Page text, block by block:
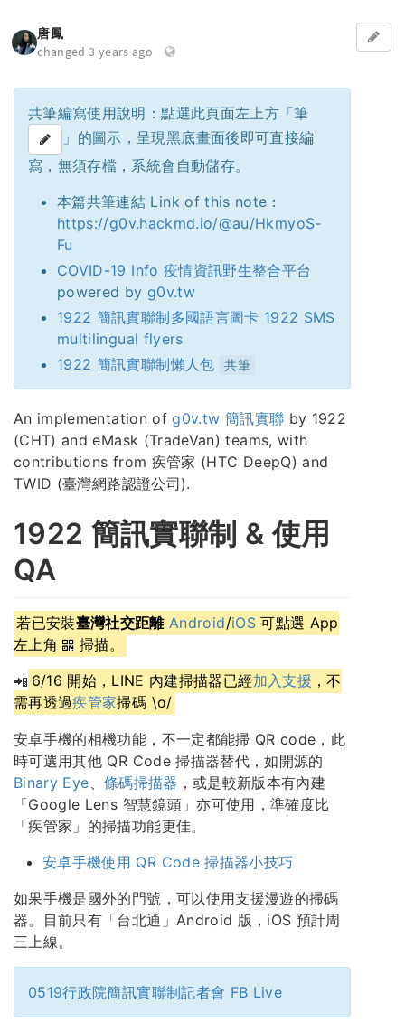
唐鳳
changed 3 years ago
共筆編寫使用說明：點選此頁面左上方「筆
」的圖示，呈現黑底畫面後即可直接編
寫，無須存檔，系統會自動儲存。
本篇共筆連結 Link of this note：
https://g0v.hackmd.io/@au/HkmyoS-
Fu
COVID-19 Info 疫情資訊野生整合平台
powered by g0v.tw
1922 簡訊實聯制多國語言圖卡 1922 SMS
multilingual flyers
1922 簡訊實聯制懶人包
共筆
An implementation ofg0v.tw 簡訊實聯 by 1922
(CHT) and eMask (TradeVan) teams, with
contributions from 疾管家 (HTC DeepQ) and
TWID (臺灣網路認證公司).
1922 簡訊實聯制 & 使用
QA
若已安裝臺灣社交距離 Android/iOS可點選 App
左上角
掃描。
📲 6/16 開始，LINE 內建掃描器已經加入支援 ，不
需再透過疾管家掃碼 \o/
安卓手機的相機功能，不一定都能掃 QR code，此
時可選用其他 QR Code 掃描器替代，如開源的
Binary Eye
條碼掃描器 ，或是較新版本有內建
「Google Lens 智慧鏡頭」亦可使用，準確度比
「疾管家」的掃描功能更佳。
安卓手機使用 QR Code 掃描器小技巧
如果手機是國外的門號，可以使用支援漫遊的掃碼
器。目前只有「台北通」Android 版，iOS 預計周
三上線。
0519行政院簡訊實聯制記者會 FB Live